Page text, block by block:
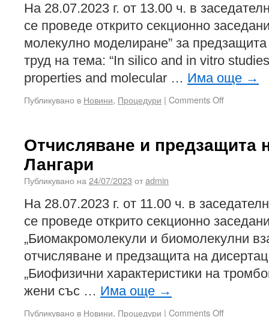
На 28.07.2023 г. от 13.00 ч. в
се проведе открито секционно
молекулно моделиране” за
труд на тема: “In silico and in vitro
properties and molecular … Има още →
Публикувано в Новини, Процедури | Comments Off
Отчисляване и предзащита
Лангари
Публикувано на 24/07/2023 отadmin
На 28.07.2023 г. от 11.00 ч. в
се проведе открито секционно
„Биомакромолекули и биомолекулни
отчисляване и предзащита на
„Биофизични характеристики на
жени със … Има още →
Публикувано в Новини, Процедури | Comments Off